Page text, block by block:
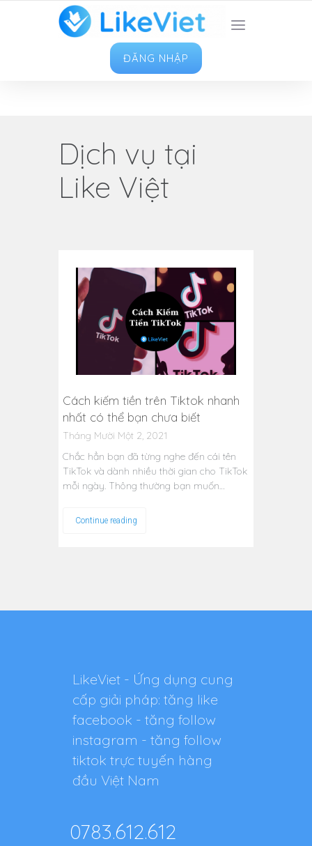
TOP 1 ỨNG DỤNG TĂNG LIKE HAY NHẤT VIỆT
NAM
ĐĂNG NHẬP
Dịch vụ tại
Like Việt
Cách kiếm tiền trên Tiktok nhanh
nhất có thể bạn chưa biết
Tháng Mười Một 2, 2021
Chắc hẳn bạn đã từng nghe đến cái tên
TikTok và dành nhiều thời gian cho TikTok
mỗi ngày. Thông thường bạn muốn…
Continue reading
LikeViet - Ứng dụng cung
cấp giải pháp: tăng like
facebook - tăng follow
instagram - tăng follow
tiktok trực tuyến hàng
đầu Việt Nam
0783.612.612